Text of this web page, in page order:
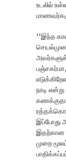
உடலில்
‘‘இந்த
நாடி
இப்போது
இதற்கான
முறை